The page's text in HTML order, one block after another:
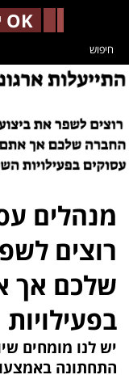
OK יועצים לניהול
חיפוש
מנהלים
רוצים
שלכם אך
יש לנו מומחים
התחתונה